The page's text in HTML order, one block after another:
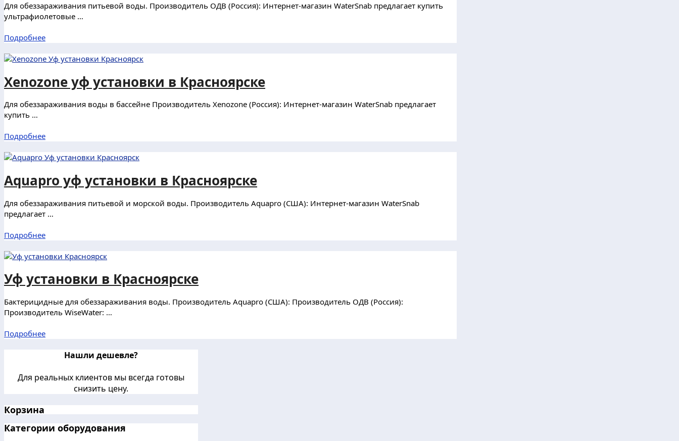
Для обеззараживания питьевой воды. Производитель ОДВ (Россия): Интернет-магазин WaterSnab предлагает купить
ультрафиолетовые …
Подробнее
Xenozone уф установки в Красноярске
Для обеззараживания воды в бассейне Производитель Xenozone (Россия): Интернет-магазин WaterSnab предлагает
купить …
Подробнее
Aquapro уф установки в Красноярске
Для обеззараживания питьевой и морской воды. Производитель Aquapro (США): Интернет-магазин WaterSnab
предлагает …
Подробнее
Уф установки в Красноярске
Бактерицидные для обеззараживания воды. Производитель Aquapro (США): Производитель ОДВ (Россия):
Производитель WiseWater: …
Подробнее
Нашли дешевле?
Для реальных клиентов мы всегда готовы
снизить цену.
Корзина
Категории оборудования